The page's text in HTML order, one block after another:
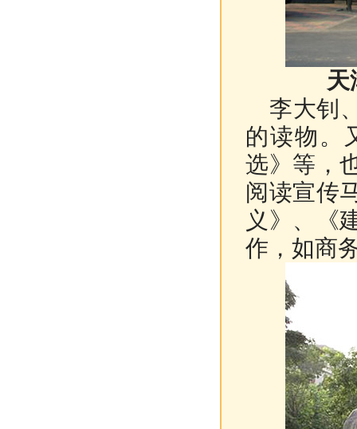
天津
李大钊
的读物。
选》等，
阅读宣传
义》、《
作，如商